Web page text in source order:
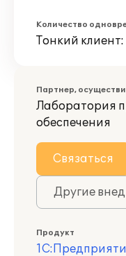
Количество
Тонкий клиент:
Партнер,
Лаборатория
обеспечения
Связаться
Другие
Продукт